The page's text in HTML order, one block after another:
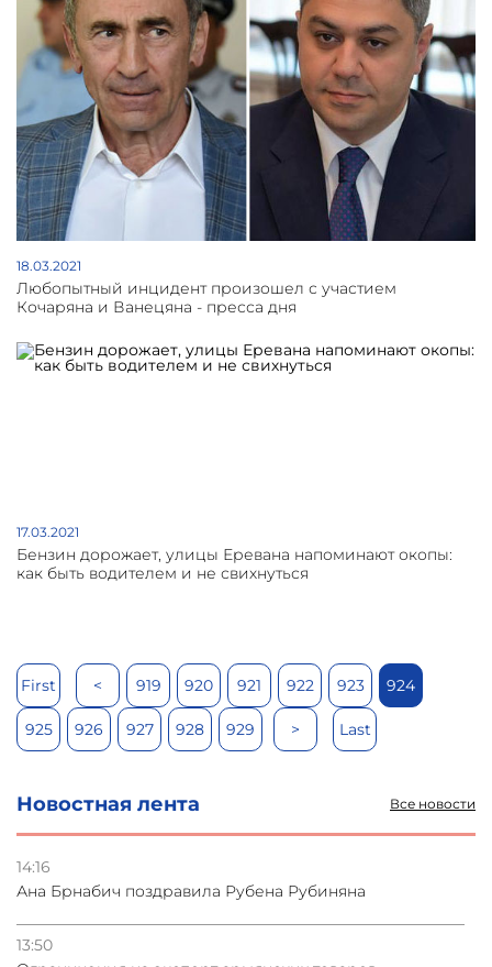
18.03.2021
Любопытный инцидент произошел с участием
Кочаряна и Ванецяна - пресса дня
17.03.2021
Бензин дорожает, улицы Еревана напоминают окопы:
как быть водителем и не свихнуться
First < 919 920 921 922 923 924
925 926 927 928 929 > Last
Новостная лента Все новости
14:16
Ана Брнабич поздравила Рубена Рубиняна
13:50